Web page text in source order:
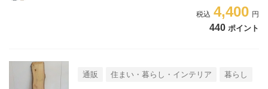
4,400
440 ポイント
通販 住まい・暮らし・インテリア 暮らし